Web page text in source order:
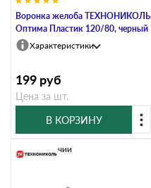
Воронка желоба ТЕХНОНИКОЛЬ
Оптима Пластик 120/80, черный
Характеристики
199 руб
Цена за шт.
В КОРЗИНУ
В наличии